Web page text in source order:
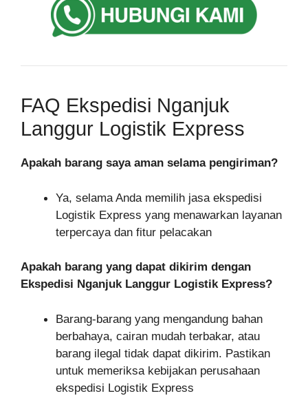
FAQ Ekspedisi Nganjuk
Langgur Logistik Express
Apakah barang saya aman selama pengiriman?
Ya, selama Anda memilih jasa ekspedisi
Logistik Express yang menawarkan layanan
terpercaya dan fitur pelacakan
Apakah barang yang dapat dikirim dengan
Ekspedisi Nganjuk Langgur Logistik Express?
Barang-barang yang mengandung bahan
berbahaya, cairan mudah terbakar, atau
barang ilegal tidak dapat dikirim. Pastikan
untuk memeriksa kebijakan perusahaan
ekspedisi Logistik Express